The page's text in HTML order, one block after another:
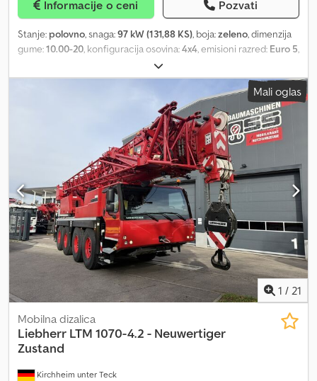
Informacije o ceni Pozvati
Stanje: polovno, snaga:97 kW (131,88 KS), boja:zeleno, dimenzija
gume:10.00-20, konfiguracija osovina:4x4, emisioni razred: Euro 5,
, radni sati:
sve točkove, Dimenzija gume: 10.00-20 Vlastita masa: 22.000 kg
Dimenzije (D x Š x V): 1000 x 250 x 312 cm Dkodjyxynrjpfx Ap EjrMali oglas
1 / 21
Kirchheim unter Teck
Mobilna dizalica
Liebherr LTM 1070-4.2 - Neuwertiger
Zustand